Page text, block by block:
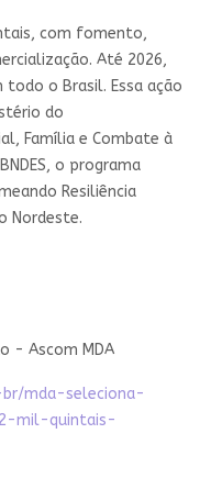
com fomento,
Até 2026,
o Brasil. Essa ação
do
Família e Combate à
o programa
Resiliência
Nordeste.
- Ascom MDA
mda-seleciona-
mil-quintais-